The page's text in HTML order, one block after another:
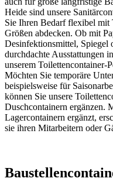
Heide sind unsere
Sie Ihren Bedarf flexibel mit
Größen abdecken. Ob mit
Desinfektionsmittel, Spiegel
durchdachte Ausstattungen
unserem
Möchten Sie temporäre
beispielsweise für
können Sie unsere
Duschcontainern ergänzen.
Lagercontainern ergänzt,
sie ihren Mitarbeitern oder